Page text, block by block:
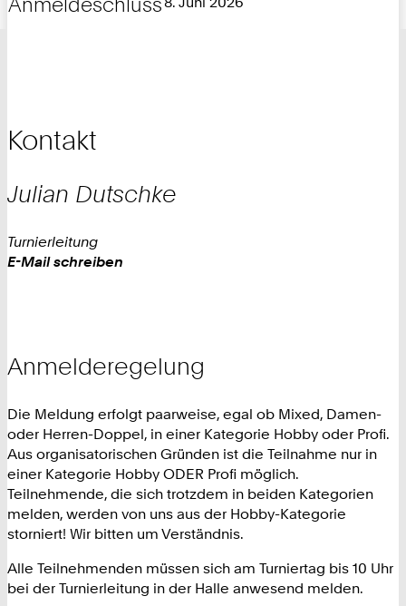
Anmeldeschluss
Kontakt
Julian Dutschke
Turnierleitung
Work
E-Mail schreiben
Anmelderegelung
Die Meldung erfolgt paarweise, egal ob Mixed, Damen-
oder Herren-Doppel, in einer Kategorie Hobby oder Profi.
Aus organisatorischen Gründen ist die Teilnahme nur in
einer Kategorie Hobby ODER Profi möglich.
Teilnehmende, die sich trotzdem in beiden Kategorien
melden, werden von uns aus der Hobby-Kategorie
storniert! Wir bitten um Verständnis.
Alle Teilnehmenden müssen sich am Turniertag bis 10 Uhr
bei der Turnierleitung in der Halle anwesend melden.